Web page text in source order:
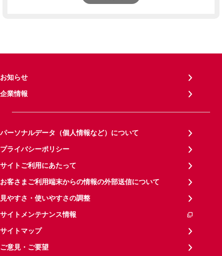
お知らせ
企業情報
パーソナルデータ（個人情報など）について
プライバシーポリシー
サイトご利用にあたって
お客さまご利用端末からの情報の外部送信について
見やすさ・使いやすさの調整
サイトメンテナンス情報
サイトマップ
ご意見・ご要望